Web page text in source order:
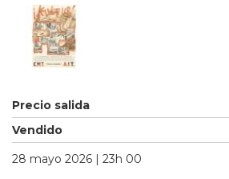
Precio salida
Vendido
28 mayo 2026 | 23h 00